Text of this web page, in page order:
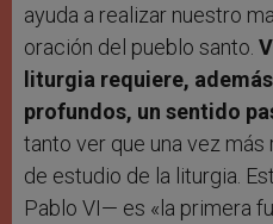
ayuda a realizar nuestro
oración del pueblo santo.
liturgia requiere,
profundos, un sentido
tanto ver que una vez
de estudio de la liturgia.
Pablo VI— es «la primera